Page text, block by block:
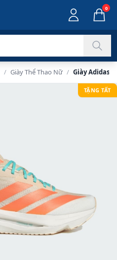
0
/ Giày Thể Thao Nữ / Giày Adidas
TẶNG TẤT